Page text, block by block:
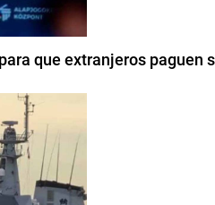
que extranjeros paguen